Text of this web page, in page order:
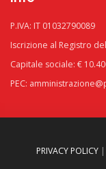
P.IVA: IT 01032790089
Iscrizione al Registro
Capitale sociale: €
PEC:
PRIVACY POLICY |